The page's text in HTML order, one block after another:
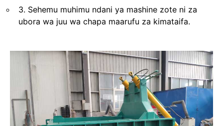
3. Sehemu muhimu ndani ya mashine zote ni za
ubora wa juu wa chapa maarufu za kimataifa.